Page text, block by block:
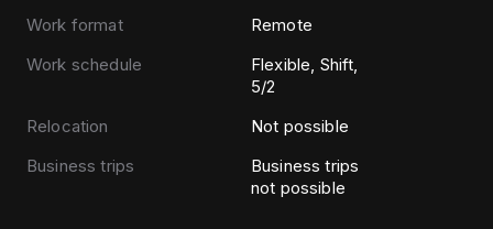
Work format
Remote
Work schedule
Flexible, Shift,
5/2
Relocation
Not possible
Business trips
Business trips
not possible